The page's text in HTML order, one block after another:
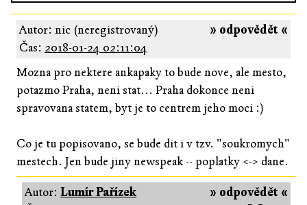
» odpovědět «
Autor: nic (neregistrovaný)
Čas: 2018-01-24 02:11:04
Mozna pro nektere ankapaky to bude nove, ale mesto,
potazmo Praha, neni stat... Praha dokonce neni
spravovana statem, byt je to centrem jeho moci :)
Co je tu popisovano, se bude dit i v tzv. "soukromych"
mestech. Jen bude jiny newspeak -- poplatky <-> dane.
» odpovědět «
Autor:Lumír Pařízek